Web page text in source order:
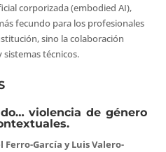
corporizada (embodied AI),
fecundo para los profesionales
sino la colaboración
técnicos.
violencia de género
Ferro-García y Luis Valero-